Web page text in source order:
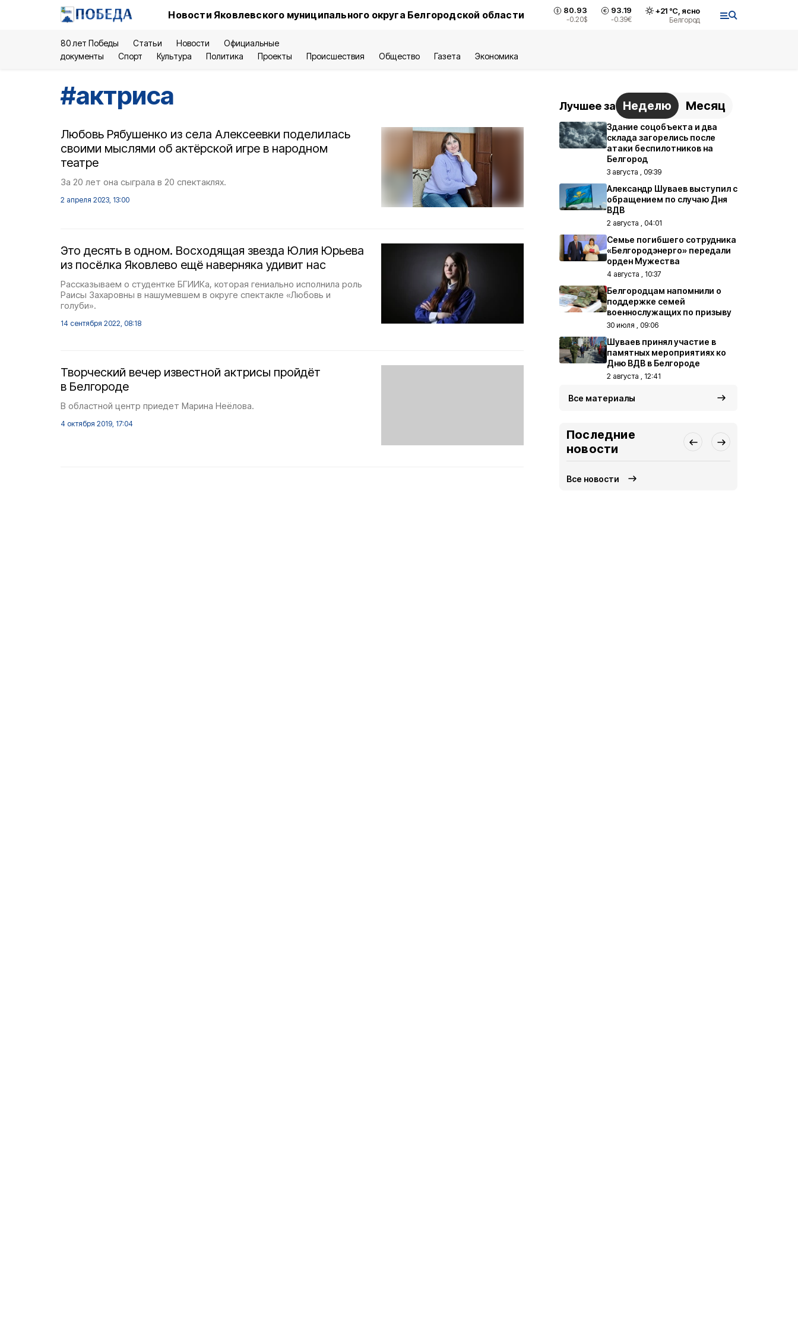
Новости Яковлевского муниципального округа Белгородской области 80.93
-0.20$
93.19
-0.39€
+21°С, ясно
Белгород
80 лет Победы Статьи Новости
Официальные
документы
Спорт Культура Политика Проекты Происшествия Общество Газета Экономика
#актриса
Любовь Рябушенко из села Алексеевки поделилась
своими мыслями об актёрской игре в народном
театре
За 20 лет она сыграла в 20 спектаклях.
2 апреля 2023, 13:00
Это десять в одном. Восходящая звезда Юлия Юрьева
из посёлка Яковлево ещё наверняка удивит нас
Рассказываем о студентке БГИИКа, которая гениально исполнила роль
Раисы Захаровны в нашумевшем в округе спектакле «Любовь и
голуби».
14 сентября 2022, 08:18
Творческий вечер известной актрисы пройдёт
в Белгороде
В областной центр приедет Марина Неёлова.
4 октября 2019, 17:04
Лучшее за Неделю Месяц
Здание соцобъекта и два
склада загорелись после
атаки беспилотников на
Белгород
3 августа , 09:39
Александр Шуваев выступил с
обращением по случаю Дня
ВДВ
2 августа , 04:01
Семье погибшего сотрудника
«Белгородэнерго» передали
орден Мужества
4 августа , 10:37
Белгородцам напомнили о
поддержке семей
военнослужащих по призыву
30 июля , 09:06
Шуваев принял участие в
памятных мероприятиях ко
Дню ВДВ в Белгороде
2 августа , 12:41
Все материалы
Последние
новости
Все новости